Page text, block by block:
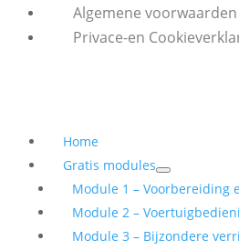
Algemene voorwaarden
Privace-en
Home
Gratis modules
Module 1 – Voorbereiding
Module 2 –
Module 3 – Bijzondere